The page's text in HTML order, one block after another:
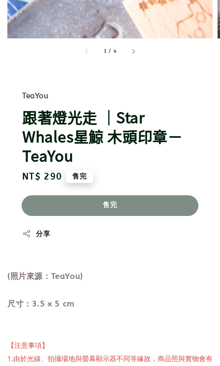
1 / 4
TeaYou
跟著燈光走 ｜Star
Whales星鯨 木頭印章－
TeaYou
Regular
NT$ 290 售完
售完
分享
(照片來源：TeaYou)
尺寸：3.5 x 5 cm
【注意事項】
1.由於光線、拍攝場地與螢幕顯示器不同等緣故，商品照與實物會有